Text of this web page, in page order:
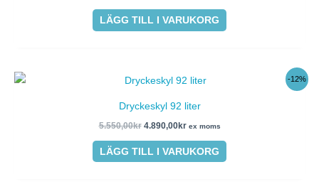
LÄGG TILL I VARUKORG
-12%
Dryckeskyl 92 liter
5.550,00kr
Det
ursprungliga
var:
5.550,00kr.
4.890,00kr
Det
är:
4.890,00kr.
ex moms
LÄGG TILL I VARUKORG